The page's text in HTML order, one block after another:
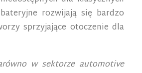
rozwijają się bardzo
sprzyjające otoczenie dla
w sektorze automotive